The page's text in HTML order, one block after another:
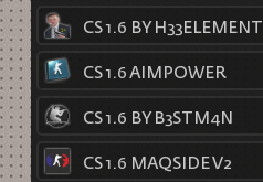
CS 1.6 BY H33ELEMENT
CS 1.6 AIMPOWER
CS 1.6 BY B3STM4N
CS 1.6 MAQSIDE V2